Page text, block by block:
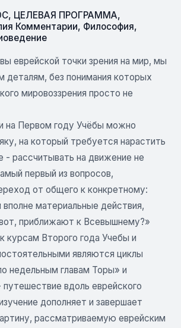
, ЦЕЛЕВАЯ ПРОГРАММА,
Комментарии, Философия,
еврейской точки зрения на мир, мы
деталям, без понимания которых
мировоззрения просто не
на Первом году Учёбы можно
на который требуется нарастить
- рассчитывать на движение не
первый из вопросов,
от общего к конкретному:
материальные действия,
приближают к Всевышнему?»
курсам Второго года Учебы и
являются циклы
недельным главам Торы» и
вдоль еврейского
дополняет и завершает
рассматриваемую еврейским